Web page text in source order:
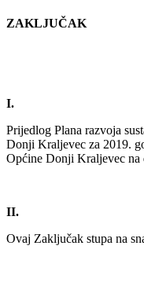
ZAKLJUČAK
I.
Prijedlog Plana razvoja
Donji Kraljevec za 2019.
Općine Donji Kraljevec na
II.
Ovaj Zaključak stupa na